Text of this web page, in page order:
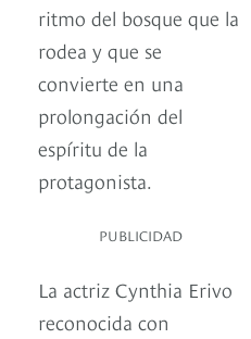
ritmo del bosque que la
rodea y que se
convierte en una
prolongación del
espíritu de la
protagonista.
PUBLICIDAD
La actriz Cynthia Erivo
reconocida con